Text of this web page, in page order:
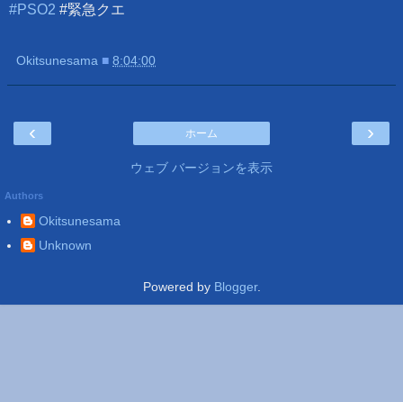
#PSO2 #緊急クエ
Okitsunesama ■ 8:04:00
‹ ›
ホーム
ウェブ バージョンを表示
Authors
Okitsunesama
Unknown
Powered by Blogger.